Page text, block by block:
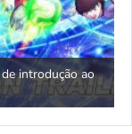
introdução ao